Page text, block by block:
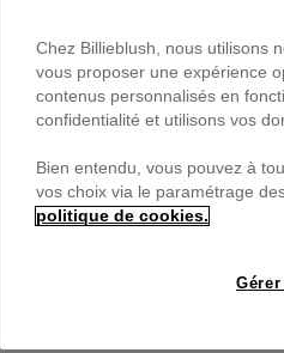
Chez Billieblush, nous utilisons
vous proposer une expérience
contenus personnalisés en
confidentialité et utilisons vos
Bien entendu, vous pouvez à
vos choix via le paramétrage
politique de cookies.